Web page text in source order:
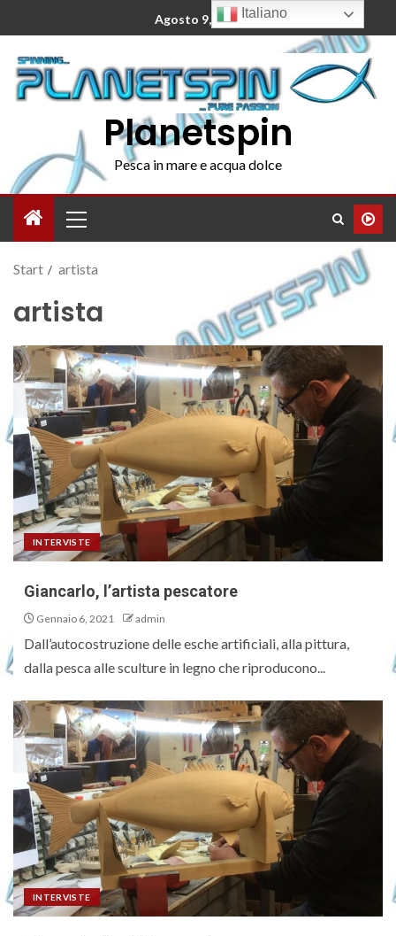
Agosto 9, 2026
Planetspin
Pesca in mare e acqua dolce
Start artista
artista
INTERVISTE
Giancarlo, l’artista pescatore
Gennaio 6, 2021 admin
Dall’autocostruzione delle esche artificiali, alla pittura,
dalla pesca alle sculture in legno che riproducono...
INTERVISTE
Italiano